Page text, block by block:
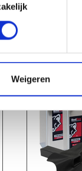
Weigeren